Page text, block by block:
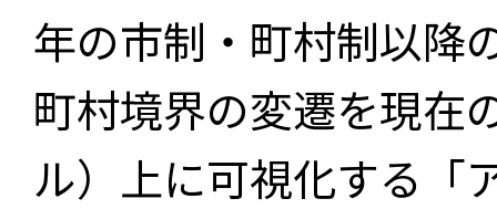
年の市制・町村制以降
町村境界の変遷を現在
ル）上に可視化する「